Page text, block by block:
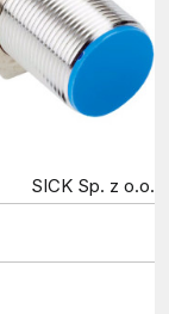
SICK Sp. z o.o.